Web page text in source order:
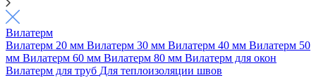
Вилатерм
Вилатерм 20 мм Вилатерм 30 мм Вилатерм 40 мм Вилатерм 50
мм Вилатерм 60 мм Вилатерм 80 мм Вилатерм для окон
Вилатерм для труб Для теплоизоляции швов